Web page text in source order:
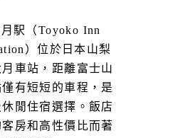
駅（Toyoko Inn
）位於日本山梨
車站，距離富士山
有短短的車程，是
閒住宿選擇。飯店
房和高性價比而著